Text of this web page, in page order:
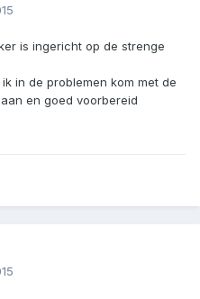
is ingericht op de strenge
in de problemen kom met de
en goed voorbereid